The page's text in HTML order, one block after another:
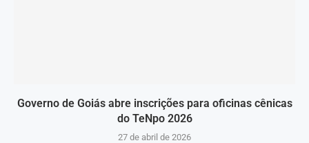
Governo de Goiás abre inscrições para oficinas cênicas
do TeNpo 2026
27 de abril de 2026